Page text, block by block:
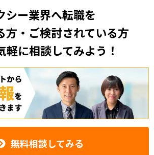
シー業界へ転職を
方・ご検討されている方
軽に相談してみよう！
無料相談してみる